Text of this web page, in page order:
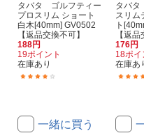
タバタ ゴルフティー
プロスリム ショート
白木[40mm] GV0502
【返品交換不可】
188円
19ポイント
在庫あり
一緒に買う
タバ
スリム
ト
【返品
176円
18ポイ
在庫あ